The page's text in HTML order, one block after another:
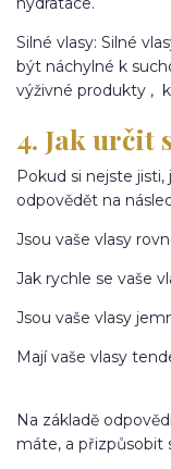
Silné vlasy: Silné
být náchylné k
výživné produkty ,
4. Jak určit
Pokud si nejste
odpovědět na
Jsou vaše vlasy
Jak rychle se vaše
Jsou vaše vlasy
Mají vaše vlasy
Na základě
máte, a přizpůsobit